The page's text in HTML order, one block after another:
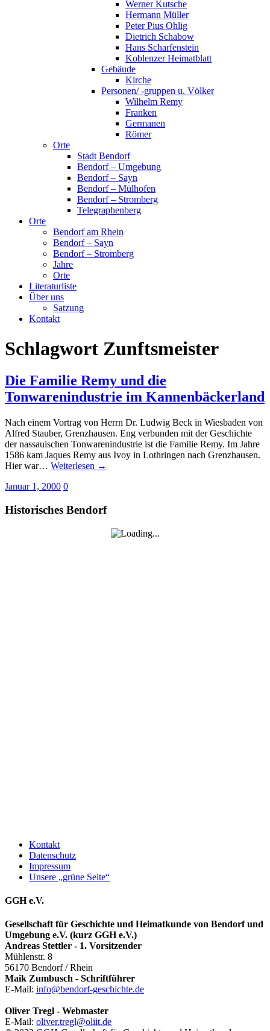
Werner Kutsche
Hermann Müller
Peter Pius Ohlig
Dietrich Schabow
Hans Scharfenstein
Koblenzer Heimatblatt
Gebäude
Kirche
Personen/ -gruppen u. Völker
Wilhelm Remy
Franken
Germanen
Römer
Orte
Stadt Bendorf
Bendorf – Umgebung
Bendorf – Sayn
Bendorf – Mülhofen
Bendorf – Stromberg
Telegraphenberg
Orte
Bendorf am Rhein
Bendorf – Sayn
Bendorf – Stromberg
Jahre
Orte
Literaturliste
Über uns
Satzung
Kontakt
Schlagwort Zunftsmeister
Die Familie Remy und die
Tonwarenindustrie im Kannenbäckerland
Nach einem Vortrag von Herrn Dr. Ludwig Beck in Wiesbaden von
Alfred Stauber, Grenzhausen. Eng verbunden mit der Geschichte
der nassauischen Tonwarenindustrie ist die Familie Remy. Im Jahre
1586 kam Jaques Remy aus Ivoy in Lothringen nach Grenzhausen.
Hier war… Weiterlesen →
Januar 1, 2000 0
Historisches Bendorf
Kontakt
Datenschutz
Impressum
Unsere „grüne Seite“
GGH e.V.
Gesellschaft für Geschichte und Heimatkunde von Bendorf und
Umgebung e.V. (kurz GGH e.V.)
Andreas Stettler - 1. Vorsitzender
Mühlenstr. 8
56170 Bendorf / Rhein
Maik Zumbusch - Schriftführer
E-Mail: info@bendorf-geschichte.de
Oliver Tregl - Webmaster
E-Mail: oliver.tregl@oliit.de